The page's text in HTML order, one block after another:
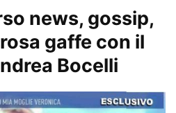
news, gossip,
gaffe con il
Bocelli